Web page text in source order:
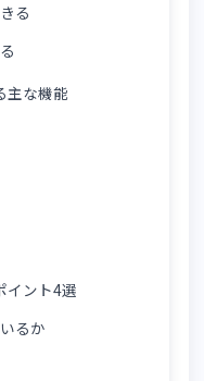
いている理由
できる
がる